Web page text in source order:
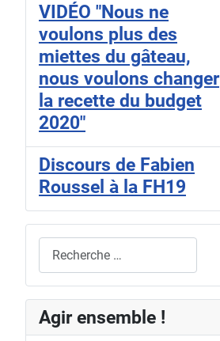
VIDÉO "Nous ne
voulons plus des
miettes du gâteau,
nous voulons changer
la recette du budget
2020"
Discours de Fabien
Roussel à la FH19
Agir ensemble !